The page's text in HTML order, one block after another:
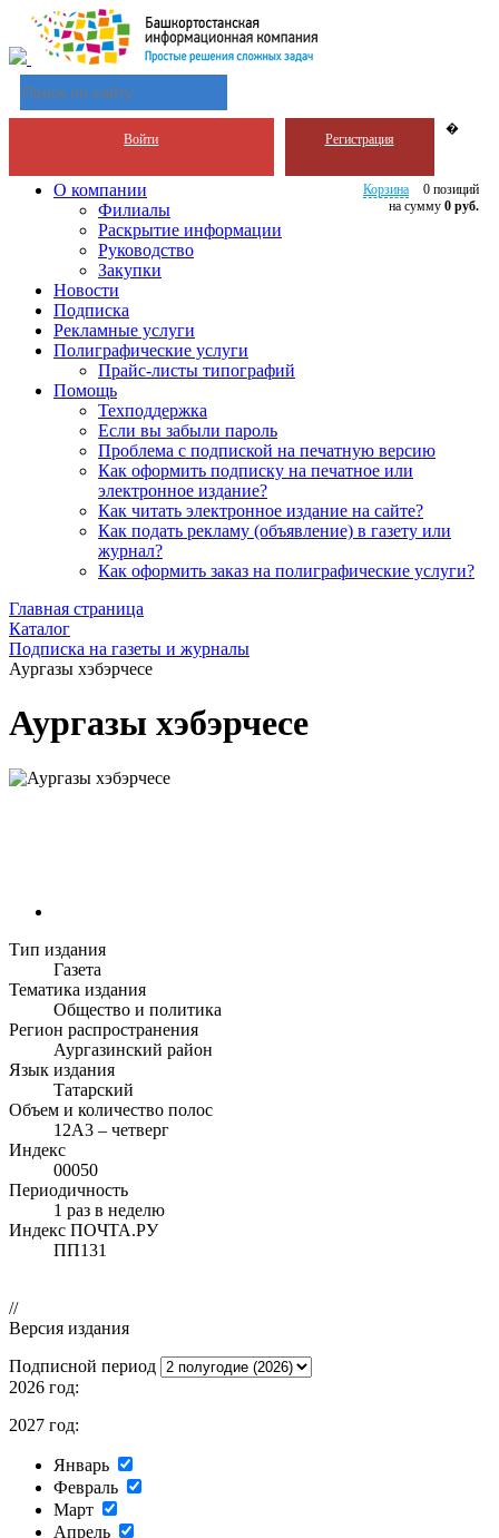
Войти
�
Регистрация
Корзина
0 позиций
на сумму 0 руб.
О компании
Филиалы
Раскрытие информации
Руководство
Закупки
Новости
Подписка
Рекламные услуги
Полиграфические услуги
Прайс-листы типографий
Помощь
Техподдержка
Если вы забыли пароль
Проблема с подпиской на печатную версию
Как оформить подписку на печатное или
электронное издание?
Как читать электронное издание на сайте?
Как подать рекламу (объявление) в газету или
журнал?
Как оформить заказ на полиграфические уcлуги?
Главная страница
Каталог
Подписка на газеты и журналы
Аургазы хэбэрчесе
Аургазы хэбэрчесе
Тип издания
Газета
Тематика издания
Общество и политика
Регион распространения
Аургазинский район
Язык издания
Татарский
Объем и количество полос
12А3 – четверг
Индекс
00050
Периодичность
1 раз в неделю
Индекс ПОЧТА.РУ
ПП131
//
Версия издания
Подписной период
2026 год:
2027 год:
Январь
Февраль
Март
Апрель